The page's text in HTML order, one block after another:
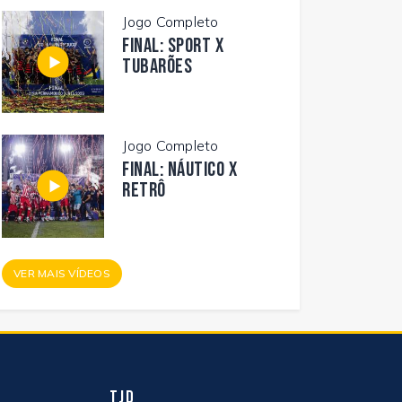
Jogo Completo
FINAL: SPORT X
TUBARÕES
Jogo Completo
FINAL: NÁUTICO X
RETRÔ
VER MAIS VÍDEOS
TJD